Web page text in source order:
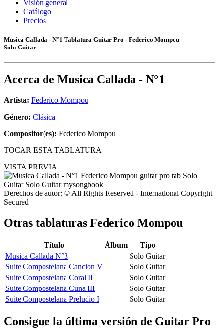
Visión general
Catálogo
Precios
Musica Callada - N°1 Tablatura Guitar Pro - Federico Mompou
Solo Guitar
Acerca de Musica Callada - N°1
Artista: Federico Mompou
Género: Clásica
Compositor(es): Federico Mompou
TOCAR ESTA TABLATURA
VISTA PREVIA
Derechos de autor: © All Rights Reserved - International Copyright
Secured
Otras tablaturas Federico Mompou
Título Álbum
Tipo
Musica Callada N°3
Solo Guitar
Suite Compostelana Cancion V
Solo Guitar
Suite Compostelana Coral II
Solo Guitar
Suite Compostelana Cuna III
Solo Guitar
Suite Compostelana Preludio I
Solo Guitar
Consigue la última versión de Guitar Pro